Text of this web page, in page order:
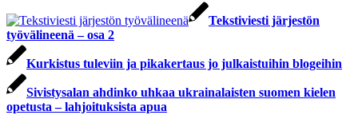
Tekstiviesti järjestön
työvälineenä – osa 2
Kurkistus tuleviin ja pikakertaus jo julkaistuihin blogeihin
Sivistysalan ahdinko uhkaa ukrainalaisten suomen kielen
opetusta – lahjoituksista apua